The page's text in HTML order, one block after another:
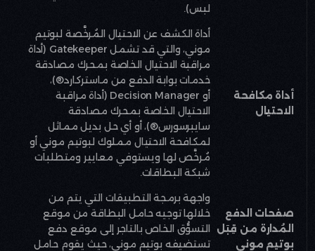
لبس).
أداة مكافحة
الاحتيال
أداة الكشف عن الاحتيال المُرخَّصة لبوتيم
موني، والتي قد تشملGatekeeper (أداة
مراقبة الاحتيال الخاصة بمحرك مصادقة
خدمات بوابة الدفع من ماستركارد®)،
أوDecision Manager (أداة مراقبة
الاحتيال الخاصة بمحرك مصادقة
سايبرسورس®)، أو أي حل بديل مماثل
لمكافحة الاحتيال مملوك لبوتيم موني أو
مُرخَّص لها ويستوفي معايير ومتطلبات
شبكة البطاقات.
صفحات الدفع
المُدارة من قِبَل
بوتيم موني
واجهة برمجة التطبيقات التي يتم من
خلالها توجيه حامل البطاقة من موقع
التسوُّق الخاص بالتاجر إلى موقع دفع
تستضيفه بوتيم موني، حيث يقوم حامل